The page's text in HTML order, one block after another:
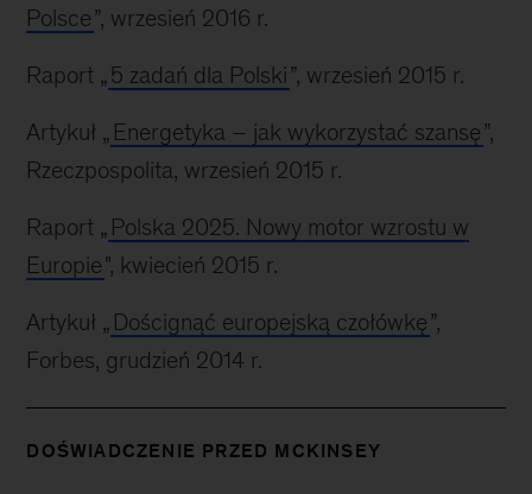
Polsce”, wrzesień 2016 r.
Raport „5 zadań dla Polski”, wrzesień 2015 r.
Artykuł „ Energetyka – jak wykorzystać szansę”,
Rzeczpospolita, wrzesień 2015 r.
Raport „ Polska 2025. Nowy motor wzrostu w
Europie", kwiecień 2015 r.
Artykuł „ Doścignąć europejską czołówkę”,
Forbes, grudzień 2014 r.
DOŚWIADCZENIE PRZED MCKINSEY